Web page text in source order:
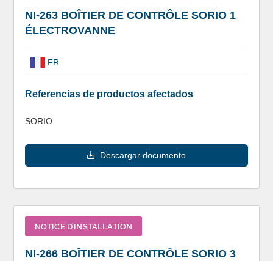
NI-263 BOÎTIER DE CONTRÔLE SORIO 1
ÉLECTROVANNE
FR
Referencias de productos afectados
SORIO
Descargar documento
NOTICE D’INSTALLATION
NI-266 BOÎTIER DE CONTRÔLE SORIO 3